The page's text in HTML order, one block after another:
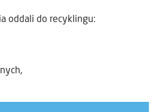
oddali do recyklingu: